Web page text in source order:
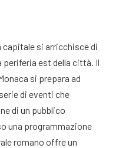
capitale si arricchisce di
est della città. Il
si prepara ad
di eventi che
di un pubblico
una programmazione
romano offre un